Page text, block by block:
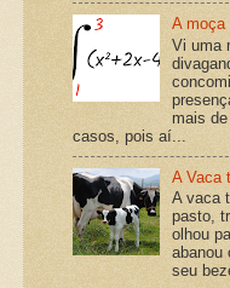
A moça
Vi uma
mais
casos, pois aí...
A Vaca
A vaca
pasto,
olhou
abanou
seu